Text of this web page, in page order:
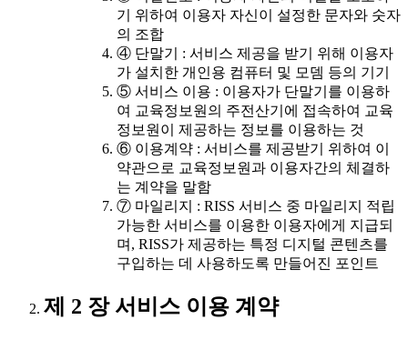
기 위하여 이용자 자신이 설정한 문자와 숫자
의 조합
④ 단말기 : 서비스 제공을 받기 위해 이용자
가 설치한 개인용 컴퓨터 및 모뎀 등의 기기
⑤ 서비스 이용 : 이용자가 단말기를 이용하
여 교육정보원의 주전산기에 접속하여 교육
정보원이 제공하는 정보를 이용하는 것
⑥ 이용계약 : 서비스를 제공받기 위하여 이
약관으로 교육정보원과 이용자간의 체결하
는 계약을 말함
⑦ 마일리지 : RISS 서비스 중 마일리지 적립
가능한 서비스를 이용한 이용자에게 지급되
며, RISS가 제공하는 특정 디지털 콘텐츠를
구입하는 데 사용하도록 만들어진 포인트
제 2 장 서비스 이용 계약